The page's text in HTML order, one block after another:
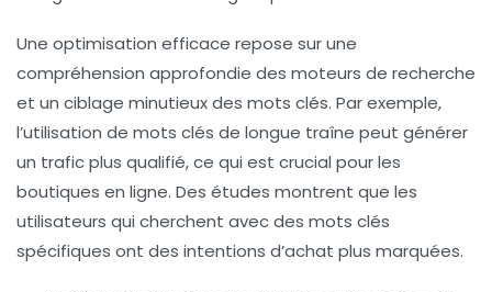
Une optimisation efficace repose sur une
compréhension approfondie des moteurs de recherche
et un ciblage minutieux des mots clés. Par exemple,
l’utilisation de mots clés de longue traîne peut générer
un trafic plus qualifié, ce qui est crucial pour les
boutiques en ligne. Des études montrent que les
utilisateurs qui cherchent avec des mots clés
spécifiques ont des intentions d’achat plus marquées.